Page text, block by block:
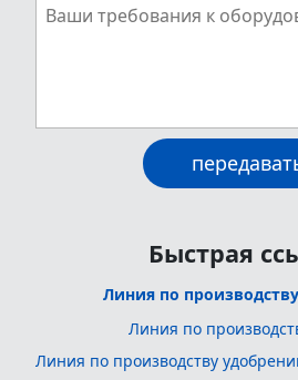
Быстрая
Линия по
Линия по
Линия по производству